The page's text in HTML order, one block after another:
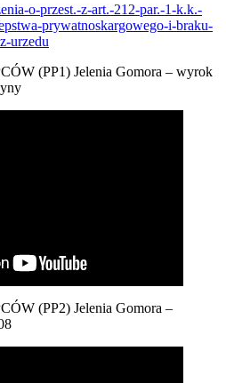
o-przest.-z-art.-212-par.-1-k.k.-
prywatnoskargowego-i-braku-
urzedu
(PP1) Jelenia Gomora – wyrok
(PP2) Jelenia Gomora –